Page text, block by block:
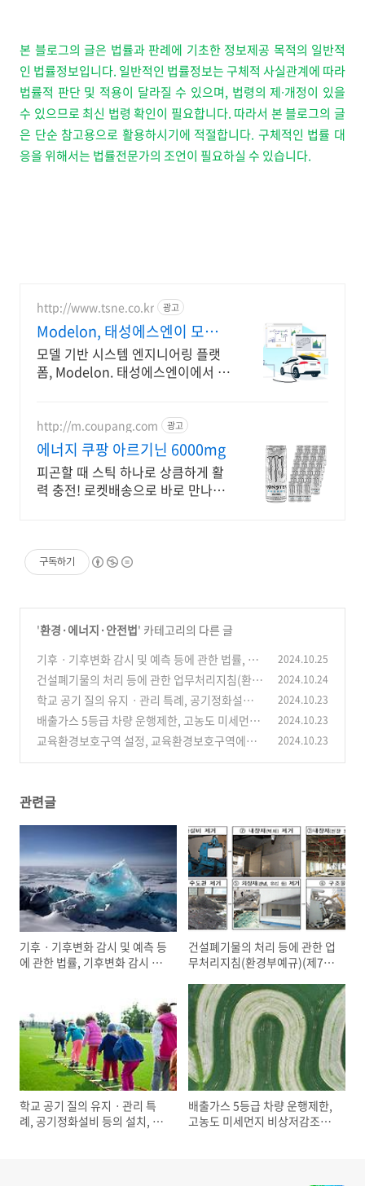
본 블로그의 글은 법률과 판례에 기초한 정보제공 목적의 일반적
인 법률정보입니다. 일반적인 법률정보는 구체적 사실관계에 따라
법률적 판단 및 적용이 달라질 수 있으며, 법령의 제∙개정이 있을
수 있으므로 최신 법령 확인이 필요합니다. 따라서 본 블로그의 글
은 단순 참고용으로 활용하시기에 적절합니다. 구체적인 법률 대
응을 위해서는 법률전문가의 조언이 필요하실 수 있습니다.
http://www.tsne.co.kr 광고
Modelon, 태성에스엔이 모델
기반시스템엔지니어링플랫폼
모델 기반 시스템 엔지니어링 플랫
폼, Modelon. 태성에스엔이에서 만
스 제공
http://m.coupang.com 광고
에너지 쿠팡 아르기닌 6000mg
피곤할 때 스틱 하나로 상큼하게 활
력 충전! 로켓배송으로 바로 만나세
구독하기
'환경·에너지·안전법' 카테고리의 다른 글
기후ㆍ기후변화 감시 및 예측 등에 관한 법률, 기
후변화 감시 및 예측 등에 관한 기본계획의 수립,
기후변화 감시 정보의 생산, 국가 기후변화 표준
시나리오의 생산
2024.10.25
건설폐기물의 처리 등에 관한 업무처리지침(환경
부예규)(제734호), 건설폐기물 처리등에 관한 업
무처리 지침 적용범위, 석면 함유 폐기물의 처리,
분별해체, 분별해체 주요공정 예시, 건설폐기물
처리용역 발주 시 위탁하는 건설폐기물 처리(재
건축 재개발 폐기물 처리 위반 사례)
2024.10.24
학교 공기 질의 유지ㆍ관리 특례, 공기정화설비
등의 설치, 유치원 및 대학의 환경위생 기준 (7)
2024.10.23
배출가스 5등급 차량 운행제한, 고농도 미세먼지
비상저감조치 운행 제한 제외 대상 자동차, 서울
2024.10.23
교육환경보호구역 설정, 교육환경보호구역에서
2024.10.23
관련글
기후ㆍ기후변화 감시 및 예측 등
에 관한 법률, 기후변화 감시 및
국가 기후변화 표준 시나리오의
생산
건설폐기물의 처리 등에 관한 업
무처리지침(환경부예규)(제734
업무처리 지침 적용범위, 석면
함유 폐기물의 처리, 분별해체,
분별해체 주요공정 예시, 건설폐
기물처리용역 발주 시 위탁하는
건설폐기물 처리(재건축 재개발
폐기물 처리 위반 사례)
학교 공기 질의 유지ㆍ관리 특
례, 공기정화설비 등의 설치, 유
배출가스 5등급 차량 운행제한,
고농도 미세먼지 비상저감조치